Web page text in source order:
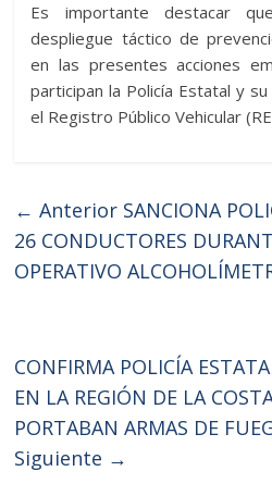
Es importante destacar
despliegue táctico de
en las presentes acciones
participan la Policía Estatal y
el Registro Público Vehicular
← Anterior SANCIONA
26 CONDUCTORES
OPERATIVO
CONFIRMA POLICÍA
EN LA REGIÓN DE LA
PORTABAN ARMAS DE
Siguiente →